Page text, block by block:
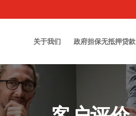
关于我们 政府担保无抵押贷款